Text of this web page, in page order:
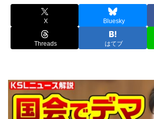
X Bluesky
Threads はてブ